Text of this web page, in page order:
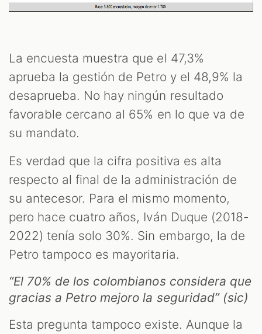
La encuesta muestra que el 47,3%
aprueba la gestión de Petro y el 48,9% la
desaprueba. No hay ningún resultado
favorable cercano al 65% en lo que va de
su mandato.
Es verdad que la cifra positiva es alta
respecto al final de la administración de
su antecesor. Para el mismo momento,
pero hace cuatro años, Iván Duque (2018-
2022) tenía solo 30%. Sin embargo, la de
Petro tampoco es mayoritaria.
“El 70% de los colombianos considera que
gracias a Petro mejoro la seguridad” (sic)
Esta pregunta tampoco existe. Aunque la